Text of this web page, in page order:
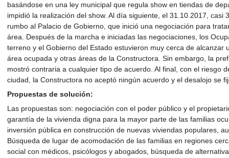
basándose en una ley municipal que regula show en tiendas de
impidió la realización del show. Al día siguiente, el 31.10.2017, casi
rumbo al Palacio de Gobierno, que inició una negociación para
área. Después de la marcha e iniciadas las negociaciones, los
terreno y el Gobierno del Estado estuvieron muy cerca de alcanzar
área ocupada y otras áreas de la Constructora. Sin embargo, la
mostró contraria a cualquier tipo de acuerdo. Al final, con el riesgo
ciudad, la Constructora no aceptó ningún acuerdo y el desalojo se
Propuestas de solución:
Las propuestas son: negociación con el poder público y el
garantía de la vivienda digna para la mayor parte de las familias
inversión pública en construcción de nuevas viviendas populares,
Búsqueda de lugar de acomodación de las familias en regiones
social con médicos, psicólogos y abogados, búsqueda de